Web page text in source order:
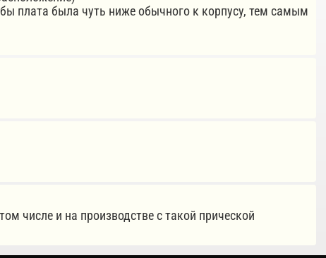
плата была чуть ниже обычного к корпусу, тем самым
числе и на производстве с такой прической